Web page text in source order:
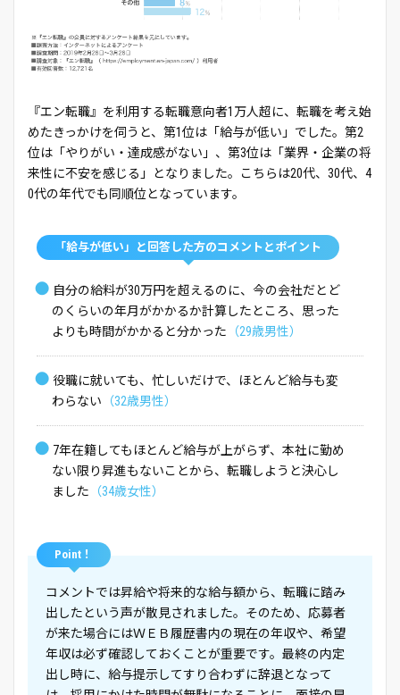
『エン転職』を利用する転職意向者1万人超に、転職を考え始
めたきっかけを伺うと、第1位は「給与が低い」でした。第2
位は「やりがい・達成感がない」、第3位は「業界・企業の将
来性に不安を感じる」となりました。こちらは20代、30代、4
0代の年代でも同順位となっています。
「給与が低い」と回答した方のコメントとポイント
● 自分の給料が30万円を超えるのに、今の会社だとど
のくらいの年月がかかるか計算したところ、思った
よりも時間がかかると分かった （29歳男性）
● 役職に就いても、忙しいだけで、ほとんど給与も変
わらない （32歳男性）
● 7年在籍してもほとんど給与が上がらず、本社に勤め
ない限り昇進もないことから、転職しようと決心し
ました （34歳女性）
Point！
コメントでは昇給や将来的な給与額から、転職に踏み
出したという声が散見されました。そのため、応募者
が来た場合にはＷＥＢ履歴書内の現在の年収や、希望
年収は必ず確認しておくことが重要です。最終の内定
出し時に、給与提示してすり合わずに辞退となって